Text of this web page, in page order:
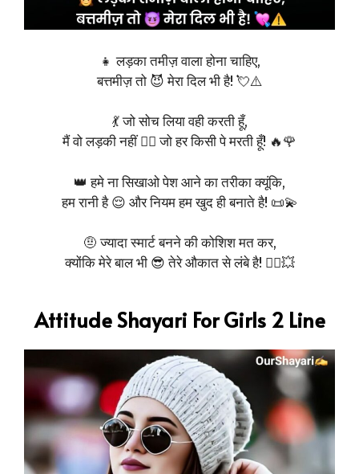
👧 लड़का तमीज़ वाला होना चाहिए,
बत्तमीज़ तो 😈 मेरा दिल भी है! 💘⚠️
💃 जो सोच लिया वही करती हूँ,
मैं वो लड़की नहीं 🙅‍♀️ जो हर किसी पे मरती हूँ! 🔥🌹
👑 हमे ना सिखाओ पेश आने का तरीका क्यूंकि,
हम रानी है 😌 और नियम हम खुद ही बनाते है! 📜💫
🤨 ज्यादा स्मार्ट बनने की कोशिश मत कर,
क्योंकि मेरे बाल भी 😎 तेरे औकात से लंबे है! 💇‍♀️💥
Attitude Shayari For Girls 2 Line